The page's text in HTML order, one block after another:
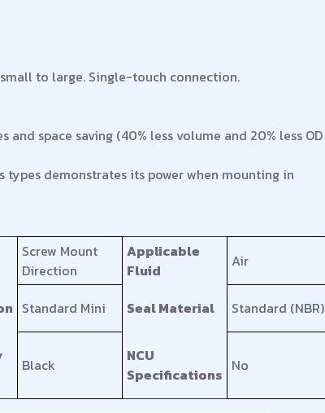
to large. Single-touch connection.
space saving (40% less volume and 20% less OD
types demonstrates its power when mounting in
Screw Mount
Direction
Applicable
Fluid
Air
Standard Mini Seal Material
Standard (NBR)
Black
NCU
Specifications No